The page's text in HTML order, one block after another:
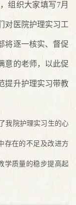
组织大家填写7月
对医院护理实习工
将逐一核实、督促
意的老师，以此促
提升护理实习带教
我院护理实习生的心
存在的不足及改进方
学质量的稳步提高起